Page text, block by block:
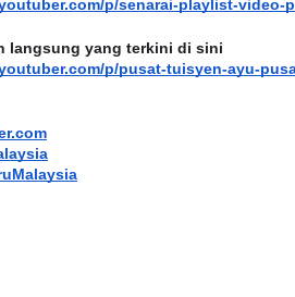
p/senarai-playlist-video-
langsung yang terkini di sini
p/pusat-tuisyen-ayu-